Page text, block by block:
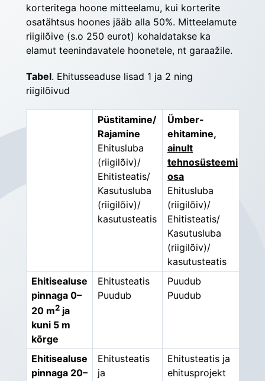
korteritega hoone mitteelamu, kui korterite
osatähtsus hoones jääb alla 50%. Mitteelamute
riigilõive (s.o 250 eurot) kohaldatakse ka
elamut teenindavatele hoonetele, nt garaažile.
Tabel. Ehitusseaduse lisad 1 ja 2 ning
riigilõivud
Püstitamine/
Rajamine
Ehitusluba
(riigilõiv)/
Ehitisteatis/
Kasutusluba
(riigilõiv)/
kasutusteatis
Ümber-
ehitamine,
ainult
tehnosüsteemi
osa
Ehitusluba
(riigilõiv)/
Ehitisteatis/
Kasutusluba
(riigilõiv)/
kasutusteatis
Ehitisealuse
pinnaga 0–
20 m2 ja
kuni 5 m
kõrge
Ehitusteatis
Puudub
Puudub
Puudub
Ehitisealuse
pinnaga 20–
Ehitusteatis
ja
Ehitusteatis ja
ehitusprojekt